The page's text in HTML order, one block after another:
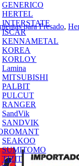
GENERICO
HERTEL
INTERSTATE
ISCAR
KENNAMETAL
KOREA
KORLOY
Lamina
MITSUBISHI
PALBIT
PULCUT
RANGER
SandVik
SANDVIK
SEAKOO
SUMITOMO
TIZIT
para Fresado,